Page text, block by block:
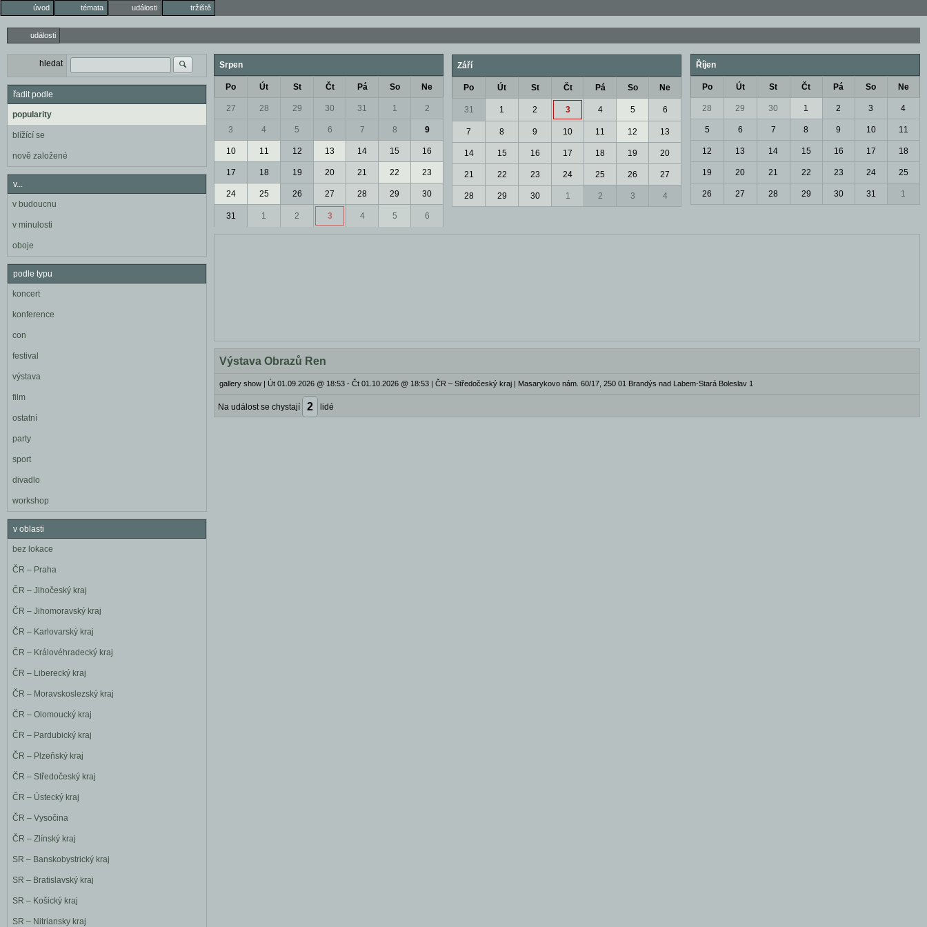
úvod témata události tržiště
události
hledat
řadit podle
popularity
blížící se
nově založené
v...
v budoucnu
v minulosti
oboje
podle typu
koncert
konference
con
festival
výstava
film
ostatní
party
sport
divadlo
workshop
v oblasti
bez lokace
ČR – Praha
ČR – Jihočeský kraj
ČR – Jihomoravský kraj
ČR – Karlovarský kraj
ČR – Královéhradecký kraj
ČR – Liberecký kraj
ČR – Moravskoslezský kraj
ČR – Olomoucký kraj
ČR – Pardubický kraj
ČR – Plzeňský kraj
ČR – Středočeský kraj
ČR – Ústecký kraj
ČR – Vysočina
ČR – Zlínský kraj
SR – Banskobystrický kraj
SR – Bratislavský kraj
SR – Košický kraj
SR – Nitriansky kraj
Srpen
Po Út St Čt Pá So Ne
27 28 29 30 31 1 2
3 4 5 6 7 8 9
10 11 12 13 14 15 16
17 18 19 20 21 22 23
24 25 26 27 28 29 30
31 1 2 3 4 5 6
Září
Po Út St Čt Pá So Ne
31 1 2 3 4 5 6
7 8 9 10 11 12 13
14 15 16 17 18 19 20
21 22 23 24 25 26 27
28 29 30 1 2 3 4
Říjen
Po Út St Čt Pá So Ne
28 29 30 1 2 3 4
5 6 7 8 9 10 11
12 13 14 15 16 17 18
19 20 21 22 23 24 25
26 27 28 29 30 31 1
Výstava Obrazů Ren
gallery show | Út 01.09.2026 @ 18:53 - Čt 01.10.2026 @ 18:53 | ČR – Středočeský kraj | Masarykovo nám. 60/17, 250 01 Brandýs nad Labem-Stará Boleslav 1
Na událost se chystají 2 lidé